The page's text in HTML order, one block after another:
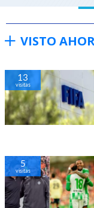
VISTO
12
visitas
5
visitas